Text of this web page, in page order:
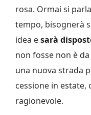
rosa. Ormai si
tempo, bisognerà
idea esarà
non fosse non è
una nuova strada
cessione in estate,
ragionevole.